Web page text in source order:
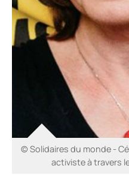
© Solidaires du monde -
activiste à travers